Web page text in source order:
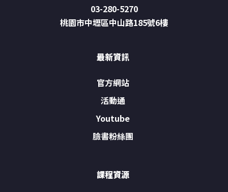
03-280-5270
桃園市中壢區中山路185號6樓
最新資訊
官方網站
活動通
Youtube
臉書粉絲團
課程資源